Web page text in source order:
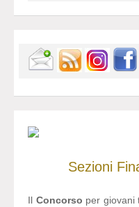
Sezioni
Il Concorso per giovani